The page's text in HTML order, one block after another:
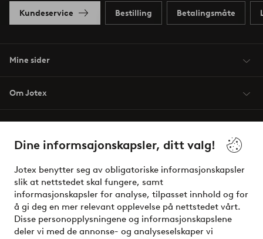
Dine informsajonskapsler, ditt valg!
Jotex benytter seg av obligatoriske informasjonskapsler
slik at nettstedet skal fungere, samt
informasjonskapsler for analyse, tilpasset innhold og for
å gi deg en mer relevant opplevelse på nettstedet vårt.
Disse personopplysningene og informasjonskapslene
deler vi med de annonse- og analyseselskaper vi
Kundeservice Bestilling Betalingsmåte
Mine sider
Om Jotex
Venner